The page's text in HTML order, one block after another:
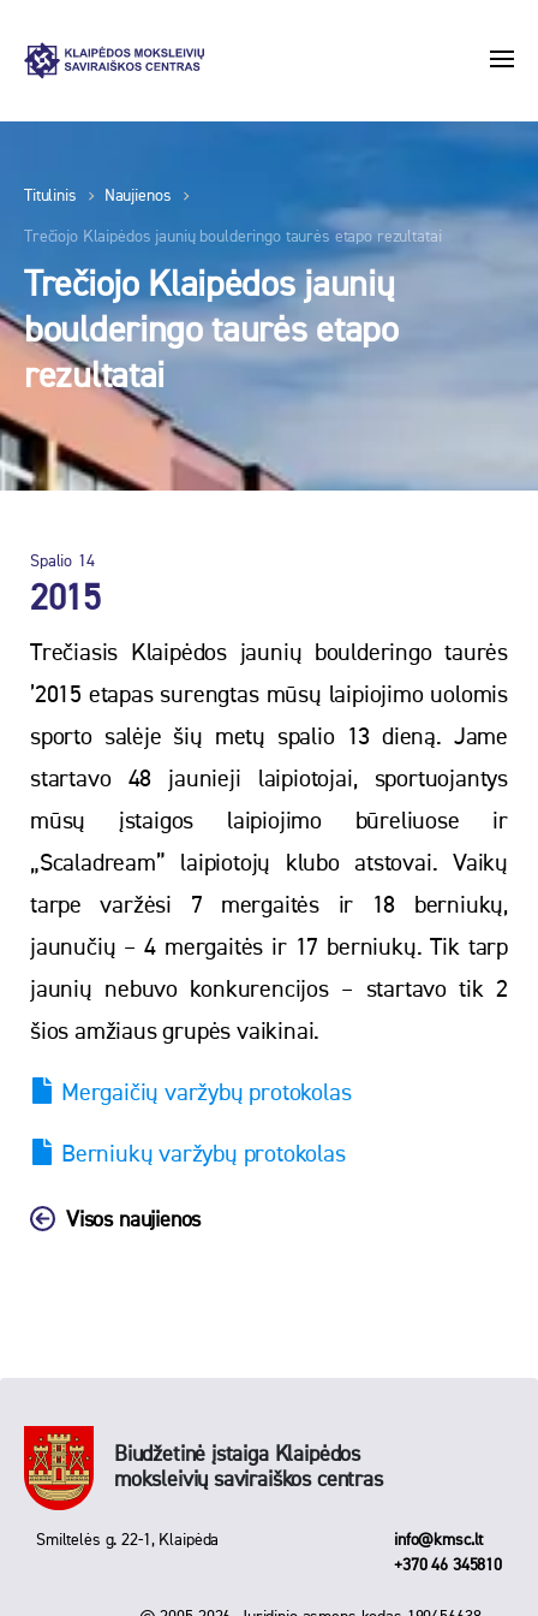
Titulinis Naujienos
Trečiojo Klaipėdos jaunių boulderingo taurės etapo rezultatai
Trečiojo Klaipėdos jaunių
boulderingo taurės etapo
rezultatai
Spalio 14
2015
Trečiasis Klaipėdos jaunių boulderingo taurės
’2015 etapas surengtas mūsų laipiojimo uolomis
sporto salėje šių metų spalio 13 dieną. Jame
startavo 48 jaunieji laipiotojai, sportuojantys
mūsų įstaigos laipiojimo būreliuose ir
„Scaladream” laipiotojų klubo atstovai. Vaikų
tarpe varžėsi 7 mergaitės ir 18 berniukų,
jaunučių – 4 mergaitės ir 17 berniukų. Tik tarp
jaunių nebuvo konkurencijos – startavo tik 2
šios amžiaus grupės vaikinai.
Mergaičių varžybų protokolas
Berniukų varžybų protokolas
Visos naujienos
Biudžetinė įstaiga Klaipėdos
moksleivių saviraiškos centras
Smiltelės g. 22-1, Klaipėda
info@kmsc.lt
+370 46 345810